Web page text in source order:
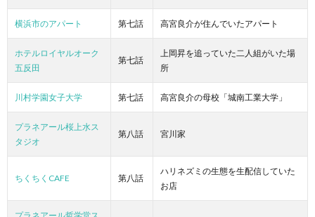
横浜市のアパート 第七話 高宮良介が住んでいたアパート
ホテルロイヤルオーク
五反田
第七話
上岡昇を追っていた二人組がいた場
所
川村学園女子大学 第七話 高宮良介の母校「城南工業大学」
プラネアール桜上水ス
タジオ
第八話 宮川家
ちくちくCAFE 第八話
ハリネズミの生態を生配信していた
お店